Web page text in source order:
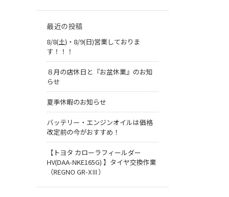
最近の投稿
8/8(土)・8/9(日)営業しておりま
す！！！
８月の店休日と『お盆休業』のお知
らせ
夏季休暇のお知らせ
バッテリー・エンジンオイルは価格
改定前の今がおすすめ！
【トヨタ カローラフィールダー
HV(DAA-NKE165G) 】タイヤ交換作業
（REGNO GR-XⅢ）